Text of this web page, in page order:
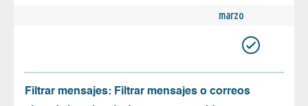
marzo
Filtrar mensajes: Filtrar mensajes o correos